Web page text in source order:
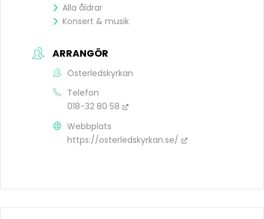
Alla åldrar
Konsert & musik
ARRANGÖR
Österledskyrkan
Telefon
018-32 80 58
Webbplats
https://osterledskyrkan.se/